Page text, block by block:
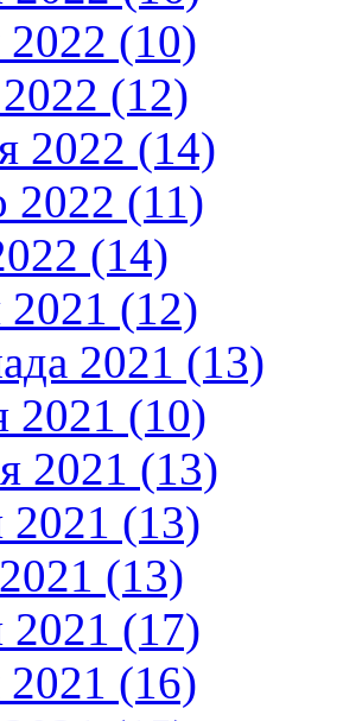
2022 (10)
2022 (12)
2022 (14)
2022 (11)
(14)
2021 (12)
2021 (13)
2021 (10)
2021 (13)
2021 (13)
(13)
2021 (17)
2021 (16)